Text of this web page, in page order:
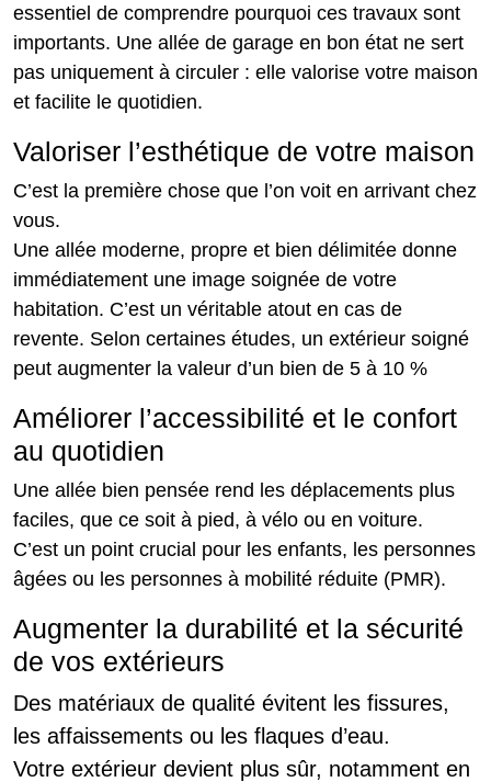
essentiel de comprendre pourquoi ces travaux sont
importants. Une allée de garage en bon état ne sert
pas uniquement à circuler : elle valorise votre maison
et facilite le quotidien.
Valoriser l’esthétique de votre maison
C’est la première chose que l’on voit en arrivant chez
vous.
Une allée moderne, propre et bien délimitée donne
immédiatement une image soignée de votre
habitation. C’est un véritable atout en cas de
revente. Selon certaines études, un extérieur soigné
peut augmenter la valeur d’un bien de 5 à 10 %
Améliorer l’accessibilité et le confort
au quotidien
Une allée bien pensée rend les déplacements plus
faciles, que ce soit à pied, à vélo ou en voiture.
C’est un point crucial pour les enfants, les personnes
âgées ou les personnes à mobilité réduite (PMR).
Augmenter la durabilité et la sécurité
de vos extérieurs
Des matériaux de qualité évitent les fissures,
les affaissements ou les flaques d’eau.
Votre extérieur devient plus sûr, notamment en